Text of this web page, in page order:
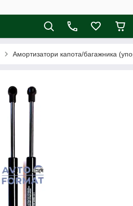
Амортизатори капота/багажника